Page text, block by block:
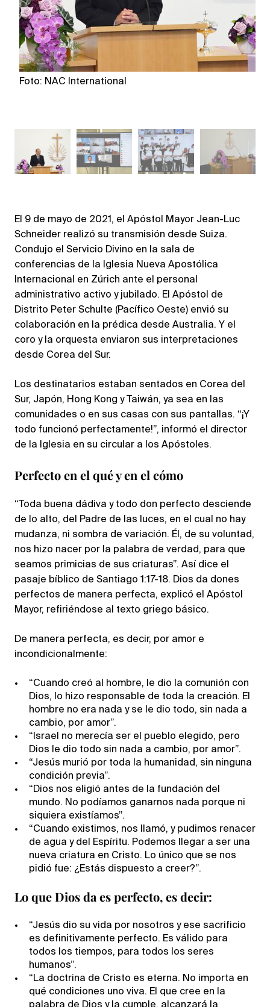
Foto: NAC International
El 9 de mayo de 2021, el Apóstol Mayor Jean-Luc
Schneider realizó su transmisión desde Suiza.
Condujo el Servicio Divino en la sala de
conferencias de la Iglesia Nueva Apostólica
Internacional en Zúrich ante el personal
administrativo activo y jubilado. El Apóstol de
Distrito Peter Schulte (Pacífico Oeste) envió su
colaboración en la prédica desde Australia. Y el
coro y la orquesta enviaron sus interpretaciones
desde Corea del Sur.
Los destinatarios estaban sentados en Corea del
Sur, Japón, Hong Kong y Taiwán, ya sea en las
comunidades o en sus casas con sus pantallas. “¡Y
todo funcionó perfectamente!”, informó el director
de la Iglesia en su circular a los Apóstoles.
Perfecto en el qué y en el cómo
“Toda buena dádiva y todo don perfecto desciende
de lo alto, del Padre de las luces, en el cual no hay
mudanza, ni sombra de variación. Él, de su voluntad,
nos hizo nacer por la palabra de verdad, para que
seamos primicias de sus criaturas”. Así dice el
pasaje bíblico de Santiago 1:17-18. Dios da dones
perfectos de manera perfecta, explicó el Apóstol
Mayor, refiriéndose al texto griego básico.
De manera perfecta, es decir, por amor e
incondicionalmente:
“Cuando creó al hombre, le dio la comunión con
Dios, lo hizo responsable de toda la creación. El
hombre no era nada y se le dio todo, sin nada a
cambio, por amor”.
“Israel no merecía ser el pueblo elegido, pero
Dios le dio todo sin nada a cambio, por amor”.
“Jesús murió por toda la humanidad, sin ninguna
condición previa”.
“Dios nos eligió antes de la fundación del
mundo. No podíamos ganarnos nada porque ni
siquiera existíamos”.
“Cuando existimos, nos llamó, y pudimos renacer
de agua y del Espíritu. Podemos llegar a ser una
nueva criatura en Cristo. Lo único que se nos
pidió fue: ¿Estás dispuesto a creer?”.
Lo que Dios da es perfecto, es decir:
“Jesús dio su vida por nosotros y ese sacrificio
es definitivamente perfecto. Es válido para
todos los tiempos, para todos los seres
humanos”.
“La doctrina de Cristo es eterna. No importa en
qué condiciones uno viva. El que cree en la